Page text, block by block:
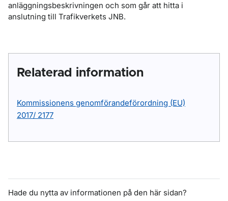
anläggningsbeskrivningen och som går att hitta i
anslutning till Trafikverkets JNB.
Relaterad information
Kommissionens genomförandeförordning (EU)
2017/ 2177
Hade du nytta av informationen på den här sidan?